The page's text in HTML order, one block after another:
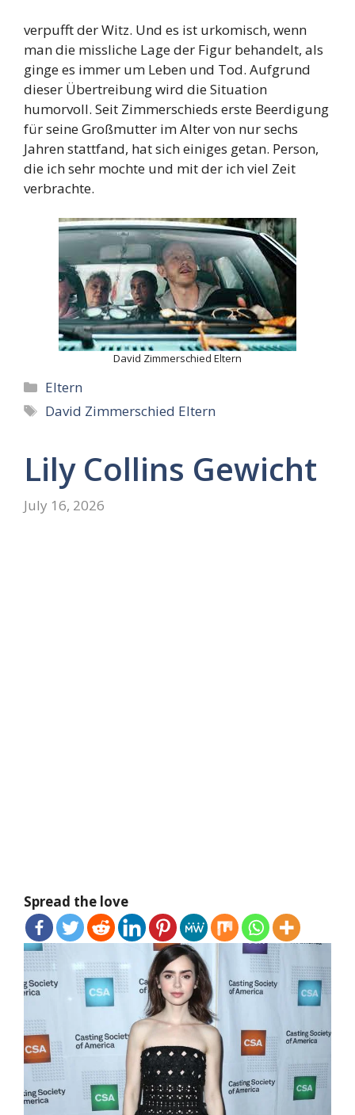
verpufft der Witz. Und es ist urkomisch, wenn
man die missliche Lage der Figur behandelt, als
ginge es immer um Leben und Tod. Aufgrund
dieser Übertreibung wird die Situation
humorvoll. Seit Zimmerschieds erste Beerdigung
für seine Großmutter im Alter von nur sechs
Jahren stattfand, hat sich einiges getan. Person,
die ich sehr mochte und mit der ich viel Zeit
verbrachte.
David Zimmerschied Eltern
Categories
Eltern
Tags
David Zimmerschied Eltern
Lily Collins Gewicht
July 16, 2026
Spread the love